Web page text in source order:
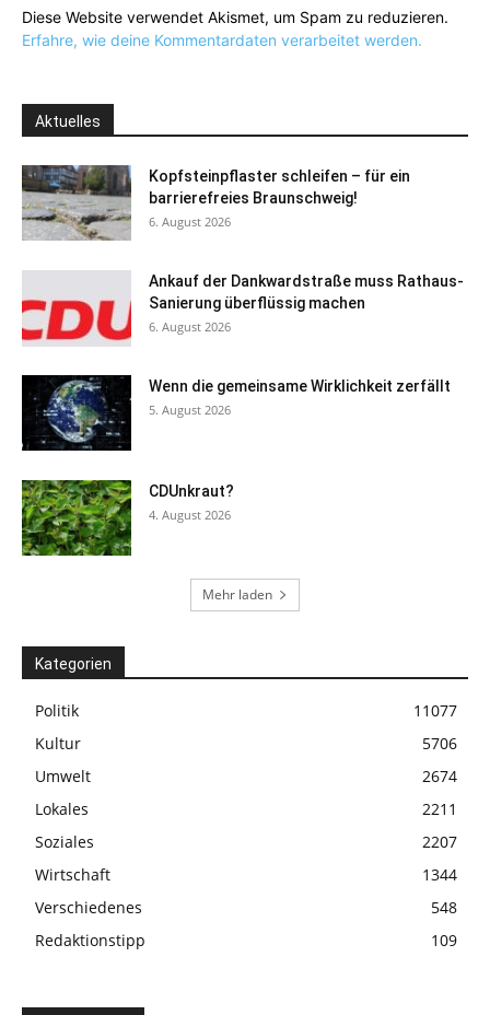
Diese Website verwendet Akismet, um Spam zu reduzieren.
Erfahre, wie deine Kommentardaten verarbeitet werden.
Aktuelles
Kopfsteinpflaster schleifen – für ein
barrierefreies Braunschweig!
6. August 2026
Ankauf der Dankwardstraße muss Rathaus-
Sanierung überflüssig machen
6. August 2026
Wenn die gemeinsame Wirklichkeit zerfällt
5. August 2026
CDUnkraut?
4. August 2026
Mehr laden
Kategorien
Politik
11077
Kultur
5706
Umwelt
2674
Lokales
2211
Soziales
2207
Wirtschaft
1344
Verschiedenes
548
Redaktionstipp
109